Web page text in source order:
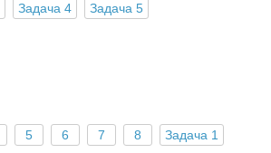
Задача 4 Задача 5
5 6 7 8 Задача 1